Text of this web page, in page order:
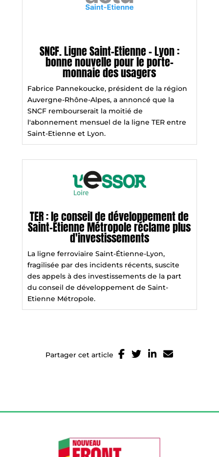
SNCF. Ligne Saint-Etienne - Lyon :
bonne nouvelle pour le porte-
monnaie des usagers
Fabrice Pannekoucke, président de la région
Auvergne-Rhône-Alpes, a annoncé que la
SNCF rembourserait la moitié de
l'abonnement mensuel de la ligne TER entre
Saint-Etienne et Lyon.
TER : le conseil de développement de
Saint-Étienne Métropole réclame plus
d'investissements
La ligne ferroviaire Saint-Étienne-Lyon,
fragilisée par des incidents récents, suscite
des appels à des investissements de la part
du conseil de développement de Saint-
Etienne Métropole.
Partager cet article